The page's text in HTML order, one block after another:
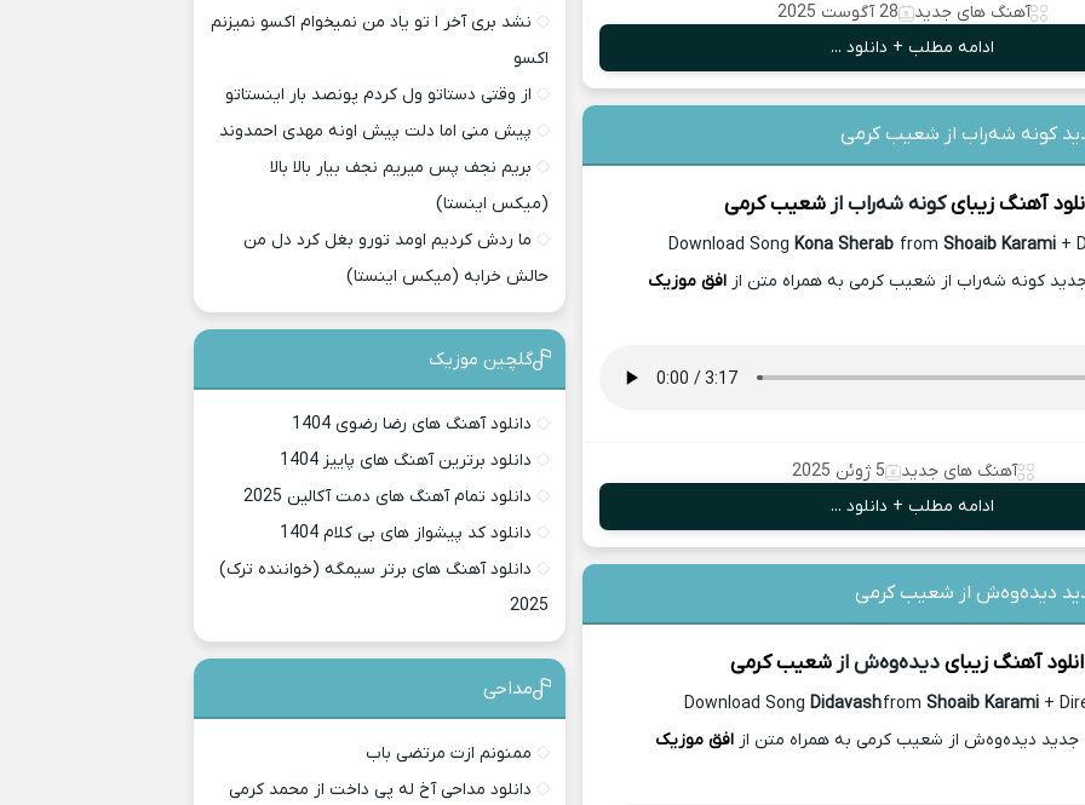
آهنگ های جدید
28 آگوست 2025
ادامه مطلب + دانلود ...
کونه شه‌راب از شعیب کرمی
آهنگ زیبایکونه شه‌راب ازشعیب کرمی
Download Song Kona Sherab from Shoaib Karami+
جدید کونه شه‌راب از شعیب کرمی به همراه متن ازافق موزیک
آهنگ های جدید
5 ژوئن 2025
ادامه مطلب + دانلود ...
دیده‌وه‌ش از شعیب کرمی
آهنگ زیبای دیده‌وه‌ش ازشعیب کرمی
Download SongDidavashfrom Shoaib Karami +
جدید دیده‌وه‌ش از شعیب کرمی به همراه متن از افق موزیک
نشد بری آخر ا تو یاد من نمیخوام اکسو نمیزنم
اکسو
از وقتی دستاتو ول کردم پونصد بار اینستاتو
پیش منی اما دلت پیش اونه مهدی احمدوند
بریم نجف پس میریم نجف بیار بالا بالا
(میکس اینستا)
ما ردش کردیم اومد تورو بغل کرد دل من
حالش خرابه (میکس اینستا)
گلچین موزیک
دانلود آهنگ های رضا رضوی 1404
دانلود برترین آهنگ های پاییز 1404
دانلود تمام آهنگ های دمت آکالین 2025
دانلود کد پیشواز های بی کلام 1404
دانلود آهنگ های برتر سیمگه (خواننده ترک)
2025
مداحی
ممنونم ازت مرتضی باب
دانلود مداحی آخ له پی داخت از محمد کرمی